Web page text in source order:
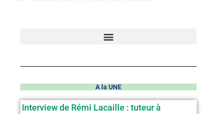
A la UNE
Interview de Rémi Lacaille : tuteur à